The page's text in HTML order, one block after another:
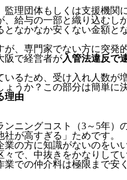
監理団体もしくは支援機関
給与の一部と織り込む
なかなか安くない金額
、専門家でない方に突
阪で経営者が入管法違反で
るため、受け入れ人数
うか？この部分は簡単に
理由
ニングコスト（3～5年）
社が高すぎる」 ためです。
の方に知識がないのを
で、中抜きをかなりし
での仲介料は極限まで安